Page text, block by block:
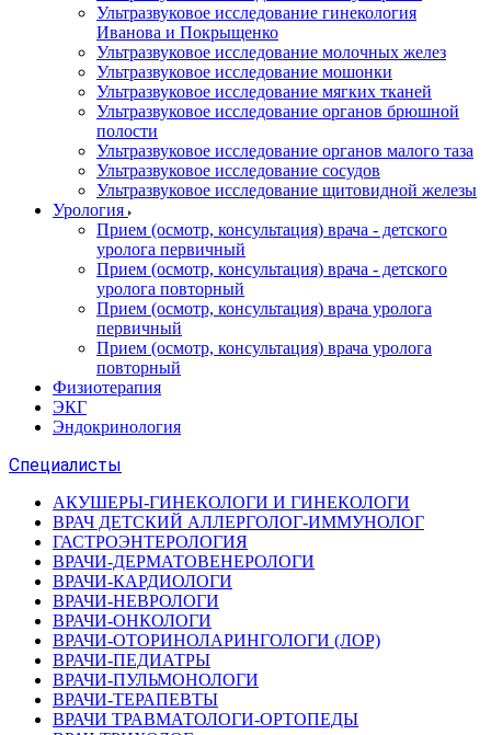
Ультразвуковое исследование гинекология
Иванова и Покрыщенко
Ультразвуковое исследование молочных желез
Ультразвуковое исследование мошонки
Ультразвуковое исследование мягких тканей
Ультразвуковое исследование органов брюшной
полости
Ультразвуковое исследование органов малого таза
Ультразвуковое исследование сосудов
Ультразвуковое исследование щитовидной железы
Урология
Прием (осмотр, консультация) врача - детского
уролога первичный
Прием (осмотр, консультация) врача - детского
уролога повторный
Прием (осмотр, консультация) врача уролога
первичный
Прием (осмотр, консультация) врача уролога
повторный
Физиотерапия
ЭКГ
Эндокринология
Специалисты
АКУШЕРЫ-ГИНЕКОЛОГИ И ГИНЕКОЛОГИ
ВРАЧ ДЕТСКИЙ АЛЛЕРГОЛОГ-ИММУНОЛОГ
ГАСТРОЭНТЕРОЛОГИЯ
ВРАЧИ-ДЕРМАТОВЕНЕРОЛОГИ
ВРАЧИ-КАРДИОЛОГИ
ВРАЧИ-НЕВРОЛОГИ
ВРАЧИ-ОНКОЛОГИ
ВРАЧИ-ОТОРИНОЛАРИНГОЛОГИ (ЛОР)
ВРАЧИ-ПЕДИАТРЫ
ВРАЧИ-ПУЛЬМОНОЛОГИ
ВРАЧИ-ТЕРАПЕВТЫ
ВРАЧИ ТРАВМАТОЛОГИ-ОРТОПЕДЫ